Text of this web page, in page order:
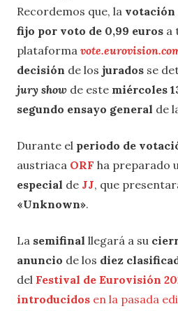
Recordemos que, la
fijo por voto de 0,99 euros a
plataforma
decisión de los jurados se
jury show de este miércoles
segundo ensayo general de
Durante el periodo de
austriaca ORF ha preparado
especial de JJ, que
«Unknown».
La semifinal llegará a su
anuncio de los diez
del Festival de Eurovisión
introducidos en la pasada